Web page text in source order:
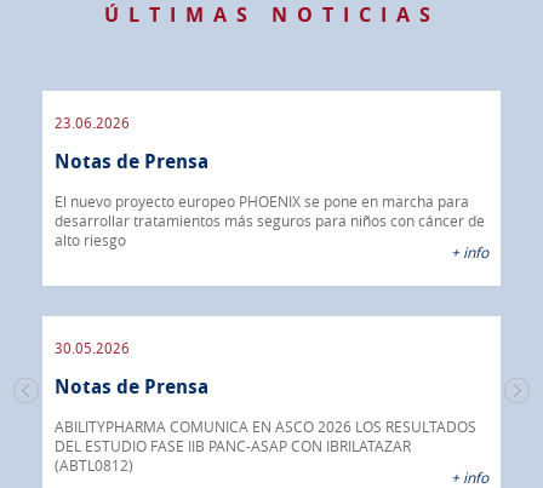
ÚLTIMAS NOTICIAS
23.06.2026
Notas de Prensa
El nuevo proyecto europeo PHOENIX se pone en marcha para
desarrollar tratamientos más seguros para niños con cáncer de
alto riesgo
+ info
30.05.2026
Notas de Prensa
ABILITYPHARMA COMUNICA EN ASCO 2026 LOS RESULTADOS
DEL ESTUDIO FASE IIB PANC-ASAP CON IBRILATAZAR
(ABTL0812)
+ info